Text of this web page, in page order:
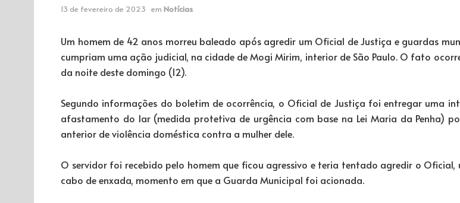
13 de fevereiro de 2023 em Notícias
Um homem de 42 anos morreu baleado após agredir um Oficial de Justiça e guardas
cumpriam uma ação judicial, na cidade de Mogi Mirim, interior de São Paulo. O fato
da noite deste domingo (12).
Segundo informações do boletim de ocorrência, o Oficial de Justiça foi entregar uma
afastamento do lar (medida protetiva de urgência com base na Lei Maria da Penha)
anterior de violência doméstica contra a mulher dele.
O servidor foi recebido pelo homem que ficou agressivo e teria tentado agredir o Oficial,
cabo de enxada, momento em que a Guarda Municipal foi acionada.